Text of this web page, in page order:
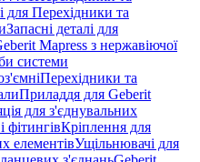
для Перехідники та
Запасні деталі для
Mapress з нержавіючої
системи
Перехідники та
Приладдя для Geberit
для з'єднувальних
фітингівКріплення для
елементівУщільнювачі для